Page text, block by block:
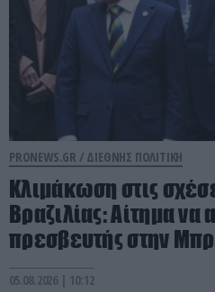
PRONEWS.GR / ΔΙΕΘΝΗΣ ΠΟΛΙΤΙΚΗ
Κλιμάκωση στις
Βραζιλίας: Αίτημα
πρεσβευτής στην
05.08.2026 | 10:12